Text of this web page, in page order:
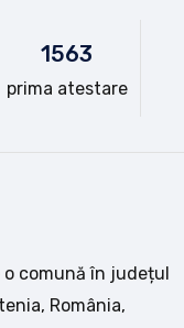
1563
prima atestare
o comună în județul
România,